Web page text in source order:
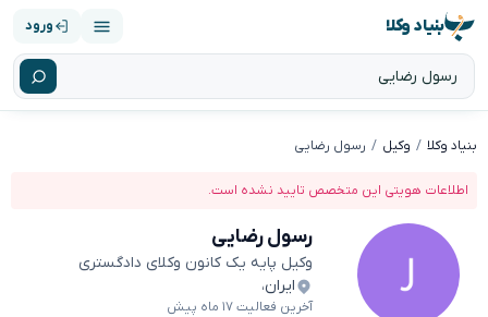
بنیاد وکلا ورود
بنیاد وکلا وکیل رسول رضایی
اطلاعات هویتی این متخصص تایید نشده است.
رسول رضایی
وکیل پایه یک کانون وکلای دادگستری
ایران،
آخرین فعالیت ۱۷ ماه پیش